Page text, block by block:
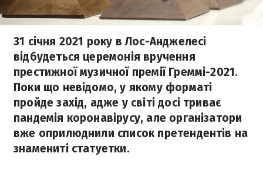
31 січня 2021 року в Лос-Анджелесі
відбудеться церемонія вручення
престижної музичної премії Греммі-2021.
Поки що невідомо, у якому форматі
пройде захід, адже у світі досі триває
пандемія коронавірусу, але організатори
вже оприлюднили список претендентів на
знамениті статуетки.